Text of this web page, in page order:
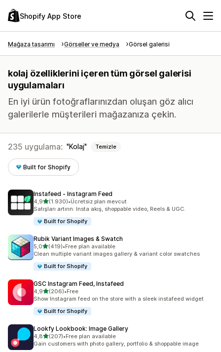
Shopify App Store
Mağaza tasarımı Görseller ve medya Görsel galerisi
kolaj özelliklerini içeren tüm görsel galerisi
uygulamaları
En iyi ürün fotoğraflarınızdan oluşan göz alıcı
galerilerle müşterileri mağazanıza çekin.
235 uygulama: Kolaj Temizle
Built for Shopify
Instafeed ‑ Instagram Feed
4,95 yıldız üzerinden
(1.930)
toplam 1930 değerlendirme
•Ücretsiz plan mevcut
Satışları artırın: Insta akış, shoppable video, Reels & UGC.
Built for Shopify
Rubik Variant Images & Swatch
5,05 yıldız üzerinden
(419)
toplam 419 değerlendirme
•Free plan available
Clean multiple variant images gallery & variant color swatches
Built for Shopify
GSC Instagram Feed, Instafeed
4,95 yıldız üzerinden
(206)
toplam 206 değerlendirme
•Free
Show Instagram feed on the store with a sleek instafeed widget
Built for Shopify
Lookfy Lookbook: Image Gallery
4,85 yıldız üzerinden
(207)
toplam 207 değerlendirme
•Free plan available
Gain customers with photo gallery, portfolio & shoppable image